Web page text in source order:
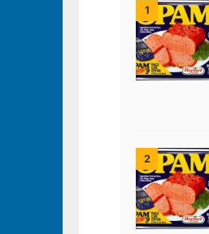
1
2